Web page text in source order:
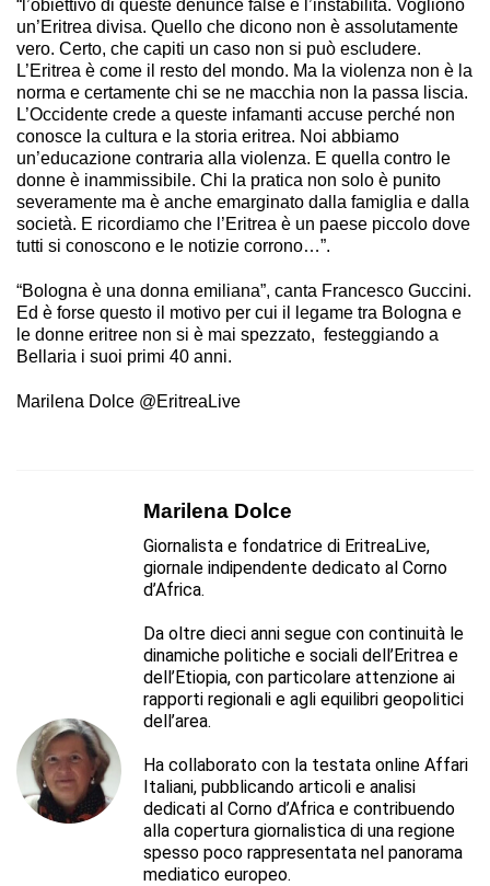
“l’obiettivo di queste denunce false è l’instabilità. Vogliono
un’Eritrea divisa. Quello che dicono non è assolutamente
vero. Certo, che capiti un caso non si può escludere.
L’Eritrea è come il resto del mondo. Ma la violenza non è la
norma e certamente chi se ne macchia non la passa liscia.
L’Occidente crede a queste infamanti accuse perché non
conosce la cultura e la storia eritrea. Noi abbiamo
un’educazione contraria alla violenza. E quella contro le
donne è inammissibile. Chi la pratica non solo è punito
severamente ma è anche emarginato dalla famiglia e dalla
società. E ricordiamo che l’Eritrea è un paese piccolo dove
tutti si conoscono e le notizie corrono…”.
“Bologna è una donna emiliana”, canta Francesco Guccini.
Ed è forse questo il motivo per cui il legame tra Bologna e
le donne eritree non si è mai spezzato, festeggiando a
Bellaria i suoi primi 40 anni.
Marilena Dolce @EritreaLive
Marilena Dolce
Giornalista e fondatrice di EritreaLive,
giornale indipendente dedicato al Corno
d’Africa.
Da oltre dieci anni segue con continuità le
dinamiche politiche e sociali dell’Eritrea e
dell’Etiopia, con particolare attenzione ai
rapporti regionali e agli equilibri geopolitici
dell’area.
Ha collaborato con la testata online Affari
Italiani, pubblicando articoli e analisi
dedicati al Corno d’Africa e contribuendo
alla copertura giornalistica di una regione
spesso poco rappresentata nel panorama
mediatico europeo.